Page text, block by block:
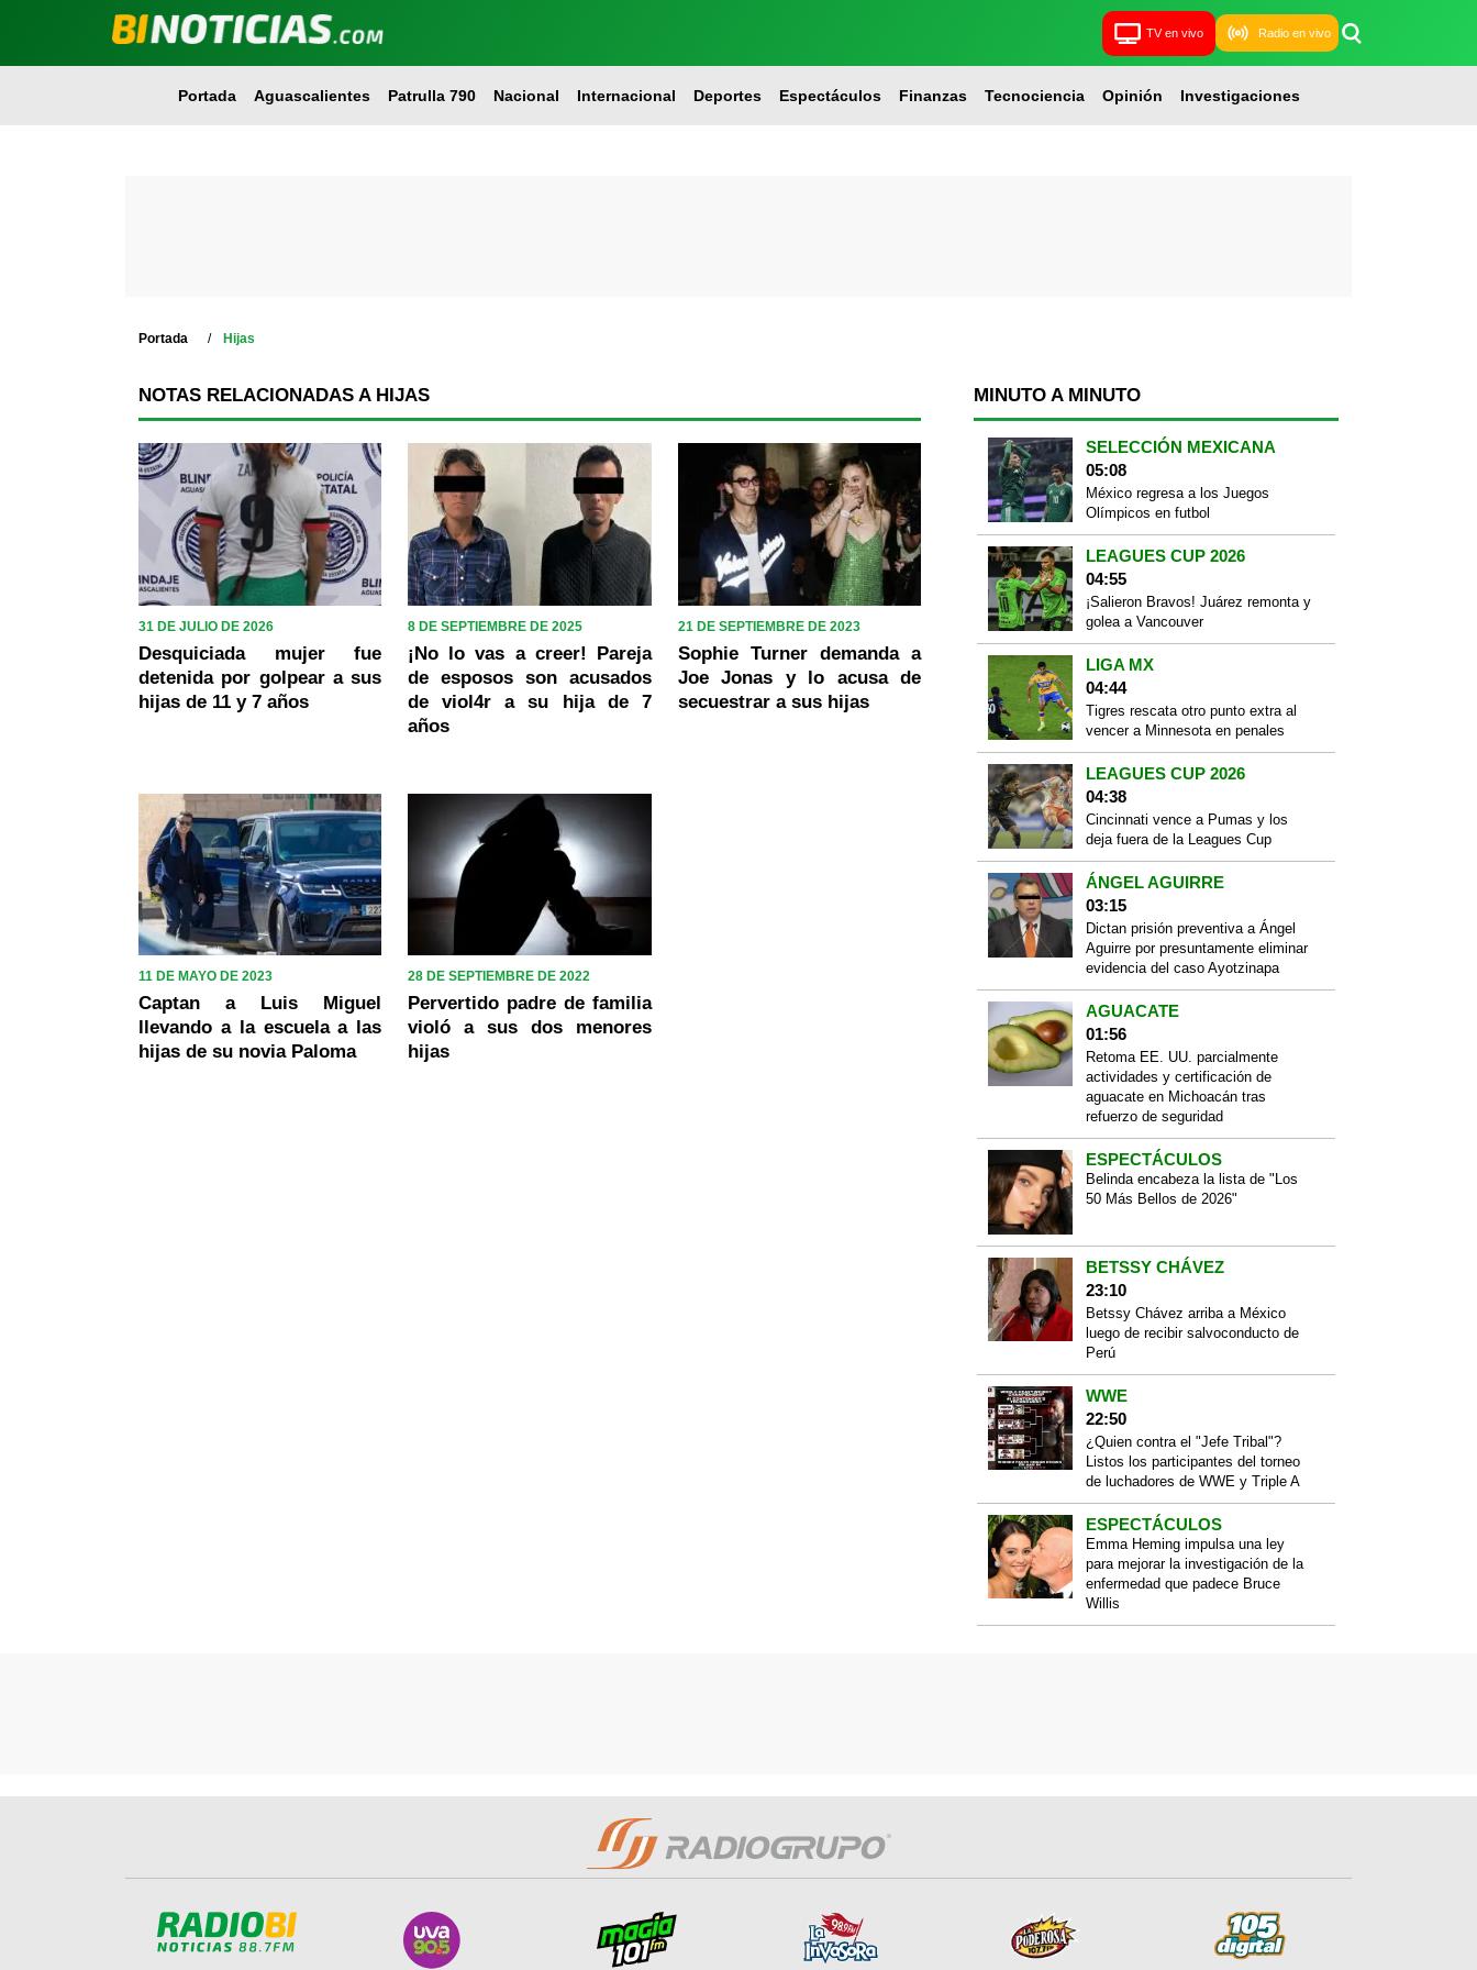
TV en vivo Radio en vivo
Portada Aguascalientes Patrulla 790 Nacional Internacional Deportes Espectáculos Finanzas Tecnociencia Opinión Investigaciones
Portada Hijas
NOTAS RELACIONADAS A HIJAS
31 DE JULIO DE 2026
Desquiciada mujer fue
detenida por golpear a sus
hijas de 11 y 7 años
8 DE SEPTIEMBRE DE 2025
¡No lo vas a creer! Pareja
de esposos son acusados
de viol4r a su hija de 7
años
21 DE SEPTIEMBRE DE 2023
Sophie Turner demanda a
Joe Jonas y lo acusa de
secuestrar a sus hijas
11 DE MAYO DE 2023
Captan a Luis Miguel
llevando a la escuela a las
hijas de su novia Paloma
28 DE SEPTIEMBRE DE 2022
Pervertido padre de familia
violó a sus dos menores
hijas
MINUTO A MINUTO
SELECCIÓN MEXICANA
05:08
México regresa a los Juegos
Olímpicos en futbol
LEAGUES CUP 2026
04:55
¡Salieron Bravos! Juárez remonta y
golea a Vancouver
LIGA MX
04:44
Tigres rescata otro punto extra al
vencer a Minnesota en penales
LEAGUES CUP 2026
04:38
Cincinnati vence a Pumas y los
deja fuera de la Leagues Cup
ÁNGEL AGUIRRE
03:15
Dictan prisión preventiva a Ángel
Aguirre por presuntamente eliminar
evidencia del caso Ayotzinapa
AGUACATE
01:56
Retoma EE. UU. parcialmente
actividades y certificación de
aguacate en Michoacán tras
refuerzo de seguridad
ESPECTÁCULOS
Belinda encabeza la lista de "Los
50 Más Bellos de 2026"
BETSSY CHÁVEZ
23:10
Betssy Chávez arriba a México
luego de recibir salvoconducto de
Perú
WWE
22:50
¿Quien contra el "Jefe Tribal"?
Listos los participantes del torneo
de luchadores de WWE y Triple A
ESPECTÁCULOS
Emma Heming impulsa una ley
para mejorar la investigación de la
enfermedad que padece Bruce
Willis